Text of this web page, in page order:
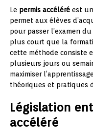
Le permis accéléré est
permet aux élèves
pour passer l’examen
plus court que la
cette méthode consiste
plusieurs jours ou
maximiser
théoriques et pratiques
Législation
accéléré